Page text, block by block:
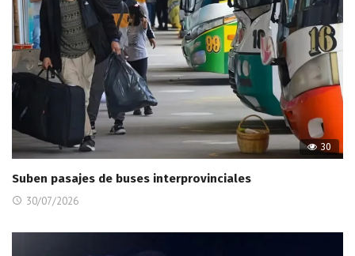
30
Suben pasajes de buses interprovinciales
30/07/2026